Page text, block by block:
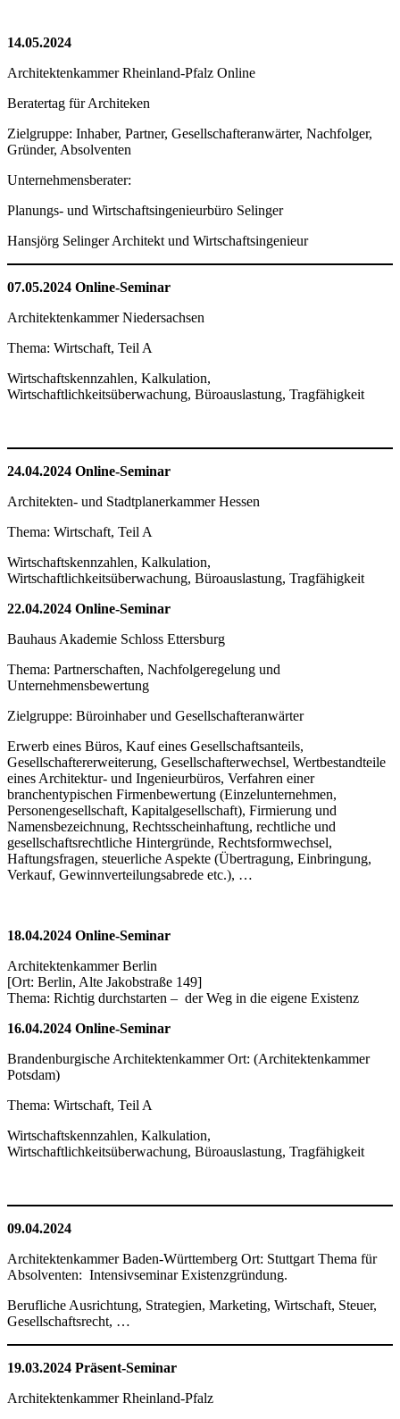
14.05.2024
Architektenkammer Rheinland-Pfalz Online
Beratertag für Architeken
Zielgruppe: Inhaber, Partner, Gesellschafteranwärter, Nachfolger,
Gründer, Absolventen
Unternehmensberater:
Planungs- und Wirtschaftsingenieurbüro Selinger
Hansjörg Selinger Architekt und Wirtschaftsingenieur
07.05.2024 Online-Seminar
Architektenkammer Niedersachsen
Thema: Wirtschaft, Teil A
Wirtschaftskennzahlen, Kalkulation,
Wirtschaftlichkeitsüberwachung, Büroauslastung, Tragfähigkeit
24.04.2024 Online-Seminar
Architekten- und Stadtplanerkammer Hessen
Thema: Wirtschaft, Teil A
Wirtschaftskennzahlen, Kalkulation,
Wirtschaftlichkeitsüberwachung, Büroauslastung, Tragfähigkeit
22.04.2024 Online-Seminar
Bauhaus Akademie Schloss Ettersburg
Thema: Partnerschaften, Nachfolgeregelung und
Unternehmensbewertung
Zielgruppe: Büroinhaber und Gesellschafteranwärter
Erwerb eines Büros, Kauf eines Gesellschaftsanteils,
Gesellschaftererweiterung, Gesellschafterwechsel, Wertbestandteile
eines Architektur- und Ingenieurbüros, Verfahren einer
branchentypischen Firmenbewertung (Einzelunternehmen,
Personengesellschaft, Kapitalgesellschaft), Firmierung und
Namensbezeichnung, Rechtsscheinhaftung, rechtliche und
gesellschaftsrechtliche Hintergründe, Rechtsformwechsel,
Haftungsfragen, steuerliche Aspekte (Übertragung, Einbringung,
Verkauf, Gewinnverteilungsabrede etc.), …
18.04.2024 Online-Seminar
Architektenkammer Berlin
[Ort: Berlin, Alte Jakobstraße 149]
Thema: Richtig durchstarten – der Weg in die eigene Existenz
16.04.2024 Online-Seminar
Brandenburgische Architektenkammer Ort: (Architektenkammer
Potsdam)
Thema: Wirtschaft, Teil A
Wirtschaftskennzahlen, Kalkulation,
Wirtschaftlichkeitsüberwachung, Büroauslastung, Tragfähigkeit
09.04.2024
Architektenkammer Baden-Württemberg Ort: Stuttgart Thema für
Absolventen: Intensivseminar Existenzgründung.
Berufliche Ausrichtung, Strategien, Marketing, Wirtschaft, Steuer,
Gesellschaftsrecht, …
19.03.2024 Präsent-Seminar
Architektenkammer Rheinland-Pfalz